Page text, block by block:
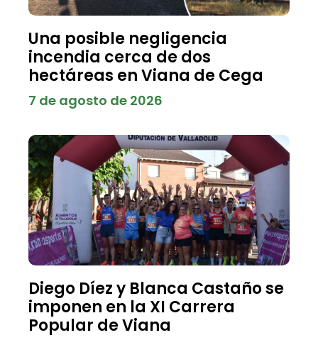
Una posible negligencia
incendia cerca de dos
hectáreas en Viana de Cega
7 de agosto de 2026
Diego Díez y Blanca Castaño se
imponen en la XI Carrera
Popular de Viana